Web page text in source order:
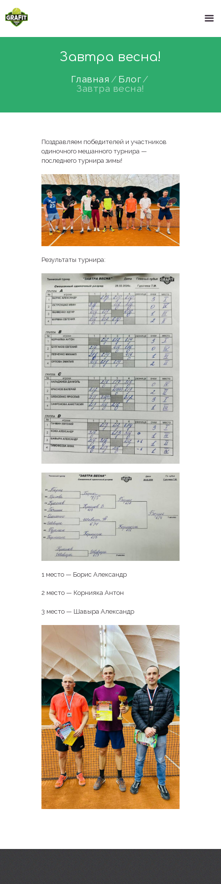
Завтра весна!
Главная
Блог
Завтра весна!
Поздравляем победителей и участников
одиночного мешанного турнира —
последнего турнира зимы!
Результаты турнира:
1 место — Борис Александр
2 место — Корнияка Антон
3 место — Шавыра Александр